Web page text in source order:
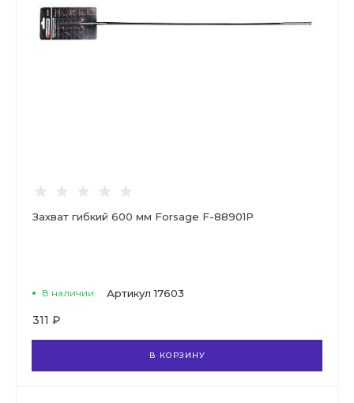
Захват гибкий 600 мм Forsage F-88901P
В наличии Артикул 17603
311 ₽
В КОРЗИНУ